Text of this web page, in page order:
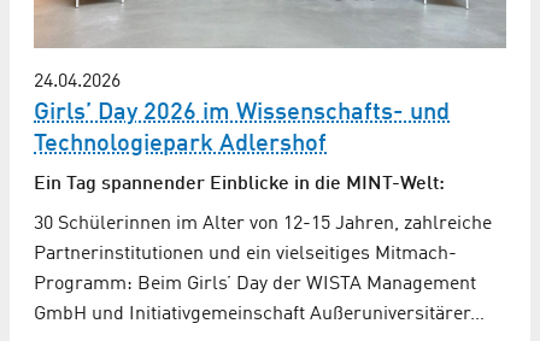
24.04.2026
Girls’ Day 2026 im Wissenschafts- und
Technologiepark Adlershof
Ein Tag spannender Einblicke in die MINT-Welt:
30 Schülerinnen im Alter von 12-15 Jahren, zahlreiche
Partnerinstitutionen und ein vielseitiges Mitmach-
Programm: Beim Girls’ Day der WISTA Management
GmbH und Initiativgemeinschaft Außeruniversitärer…